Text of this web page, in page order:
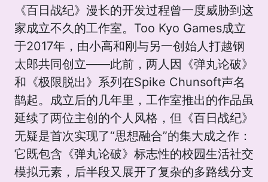
《百日战纪》漫长的开发过程曾一度威胁到这
家成立不久的工作室。Too Kyo Games成立
于2017年，由小高和刚与另一创始人打越钢
太郎共同创立——此前，两人因《弹丸论破》
和《极限脱出》系列在Spike Chunsoft声名
鹊起。成立后的几年里，工作室推出的作品虽
延续了两位主创的个人风格，但《百日战纪》
无疑是首次实现了“思想融合”的集大成之作：
它既包含《弹丸论破》标志性的校园生活社交
模拟元素，后半段又展开了复杂的多路线分支